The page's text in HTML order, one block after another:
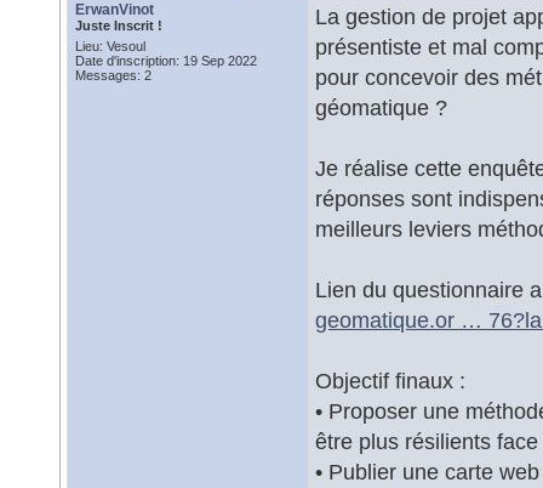
ErwanVinot
Juste Inscrit !
Lieu: Vesoul
Date d'inscription: 19 Sep 2022
Messages: 2
La gestion de projet
présentiste et mal
pour concevoir des
géomatique ?
Je réalise cette
réponses sont
meilleurs leviers
Lien du questionnaire
geomatique.or …
Objectif finaux :
• Proposer une
être plus résilients
• Publier une carte